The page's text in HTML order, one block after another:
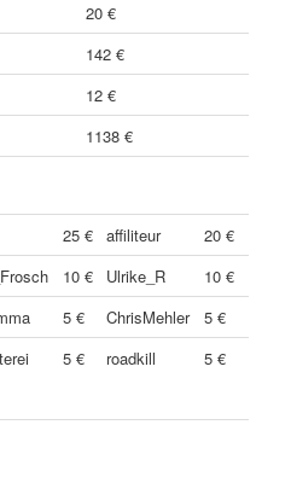
20 €
142 €
12 €
1138 €
25 € affiliteur
20 €
10 € Ulrike_R
10 €
5 € ChrisMehler
5 €
5 € roadkill
5 €